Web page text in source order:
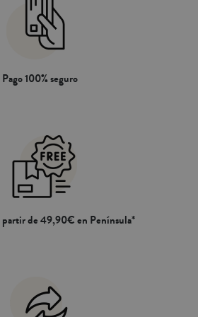
nuestros rellenos nórdicos de
microfibra o de pluma.
Pago 100% seguro
partir de 49,90€ en Península*